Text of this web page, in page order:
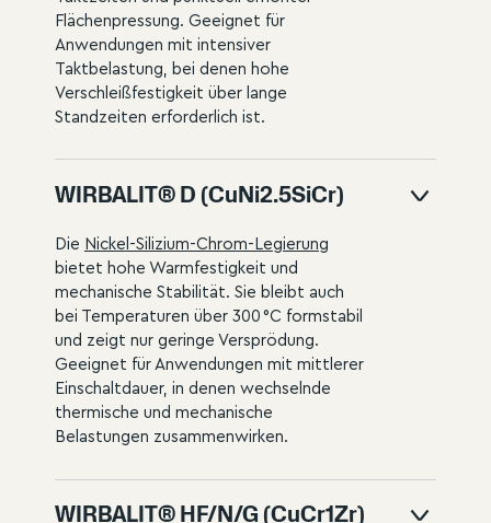
Flächenpressung. Geeignet für
Anwendungen mit intensiver
Taktbelastung, bei denen hohe
Verschleißfestigkeit über lange
Standzeiten erforderlich ist.
WIRBALIT® D (CuNi2.5SiCr)
Die Nickel-Silizium-Chrom-Legierung
bietet hohe Warmfestigkeit und
mechanische Stabilität. Sie bleibt auch
bei Temperaturen über 300 °C formstabil
und zeigt nur geringe Versprödung.
Geeignet für Anwendungen mit mittlerer
Einschaltdauer, in denen wechselnde
thermische und mechanische
Belastungen zusammenwirken.
WIRBALIT® HF/N/G (CuCr1Zr)